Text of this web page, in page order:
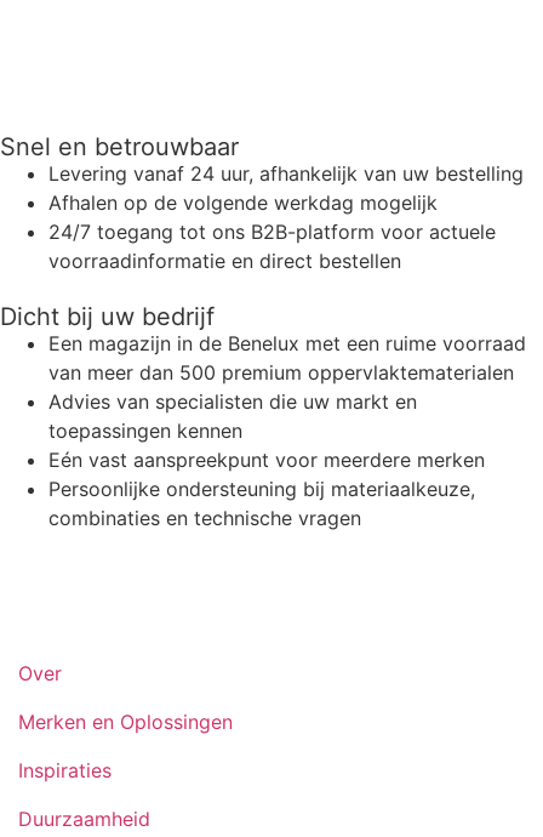
Snel en betrouwbaar
Levering vanaf 24 uur, afhankelijk van uw bestelling
Afhalen op de volgende werkdag mogelijk
24/7 toegang tot ons B2B-platform voor actuele
voorraadinformatie en direct bestellen
Dicht bij uw bedrijf
Een magazijn in de Benelux met een ruime voorraad
van meer dan 500 premium oppervlaktematerialen
Advies van specialisten die uw markt en
toepassingen kennen
Eén vast aanspreekpunt voor meerdere merken
Persoonlijke ondersteuning bij materiaalkeuze,
combinaties en technische vragen
Over
Merken en Oplossingen
Inspiraties
Duurzaamheid